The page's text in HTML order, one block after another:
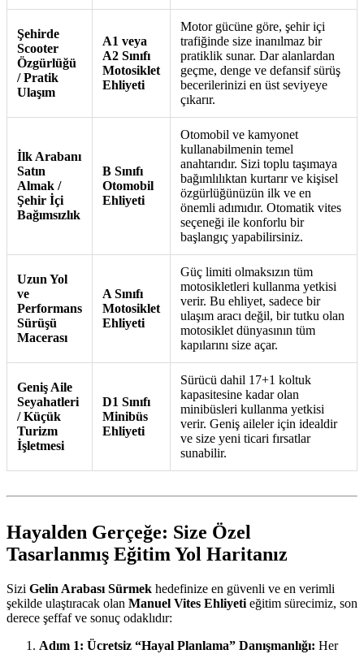
Şehirde
Scooter
Özgürlüğü
/ Pratik
Ulaşım
A1 veya
A2 Sınıfı
Motosiklet
Ehliyeti
Motor gücüne göre, şehir içi
trafiğinde size inanılmaz bir
pratiklik sunar. Dar alanlardan
geçme, denge ve defansif sürüş
becerilerinizi en üst seviyeye
çıkarır.
İlk Arabanı
Satın
Almak /
Şehir İçi
Bağımsızlık
B Sınıfı
Otomobil
Ehliyeti
Otomobil ve kamyonet
kullanabilmenin temel
anahtarıdır. Sizi toplu taşımaya
bağımlılıktan kurtarır ve kişisel
özgürlüğünüzün ilk ve en
önemli adımıdır. Otomatik vites
seçeneği ile konforlu bir
başlangıç yapabilirsiniz.
Uzun Yol
ve
Performans
Sürüşü
Macerası
A Sınıfı
Motosiklet
Ehliyeti
Güç limiti olmaksızın tüm
motosikletleri kullanma yetkisi
verir. Bu ehliyet, sadece bir
ulaşım aracı değil, bir tutku olan
motosiklet dünyasının tüm
kapılarını size açar.
Geniş Aile
Seyahatleri
/ Küçük
Turizm
İşletmesi
D1 Sınıfı
Minibüs
Ehliyeti
Sürücü dahil 17+1 koltuk
kapasitesine kadar olan
minibüsleri kullanma yetkisi
verir. Geniş aileler için idealdir
ve size yeni ticari fırsatlar
sunabilir.
Hayalden Gerçeğe: Size Özel
Tasarlanmış Eğitim Yol Haritanız
Sizi Gelin Arabası Sürmek hedefinize en güvenli ve en verimli
şekilde ulaştıracak olan Manuel Vites Ehliyeti eğitim sürecimiz, son
derece şeffaf ve sonuç odaklıdır:
Adım 1: Ücretsiz “Hayal Planlama” Danışmanlığı: Her